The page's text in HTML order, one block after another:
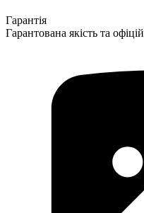
Гарантія
Гарантована якість та